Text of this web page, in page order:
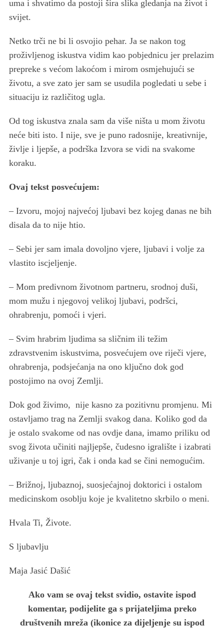
uma i shvatimo da postoji šira slika gledanja na život i
svijet.
Netko trči ne bi li osvojio pehar. Ja se nakon tog
proživljenog iskustva vidim kao pobjednicu jer prelazim
prepreke s većom lakoćom i mirom osmjehujući se
životu, a sve zato jer sam se usudila pogledati u sebe i
situaciju iz različitog ugla.
Od tog iskustva znala sam da više ništa u mom životu
neće biti isto. I nije, sve je puno radosnije, kreativnije,
življe i ljepše, a podrška Izvora se vidi na svakome
koraku.
Ovaj tekst posvećujem:
– Izvoru, mojoj najvećoj ljubavi bez kojeg danas ne bih
disala da to nije htio.
– Sebi jer sam imala dovoljno vjere, ljubavi i volje za
vlastito iscjeljenje.
– Mom predivnom životnom partneru, srodnoj duši,
mom mužu i njegovoj velikoj ljubavi, podršci,
ohrabrenju, pomoći i vjeri.
– Svim hrabrim ljudima sa sličnim ili težim
zdravstvenim iskustvima, posvećujem ove riječi vjere,
ohrabrenja, podsjećanja na ono ključno dok god
postojimo na ovoj Zemlji.
Dok god živimo, nije kasno za pozitivnu promjenu. Mi
ostavljamo trag na Zemlji svakog dana. Koliko god da
je ostalo svakome od nas ovdje dana, imamo priliku od
svog života učiniti najljepše, čudesno igralište i izabrati
uživanje u toj igri, čak i onda kad se čini nemogućim.
– Brižnoj, ljubaznoj, suosjećajnoj doktorici i ostalom
medicinskom osoblju koje je kvalitetno skrbilo o meni.
Hvala Ti, Živote.
S ljubavlju
Maja Jasić Dašić
Ako vam se ovaj tekst svidio, ostavite ispod
komentar, podijelite ga s prijateljima preko
društvenih mreža (ikonice za dijeljenje su ispod